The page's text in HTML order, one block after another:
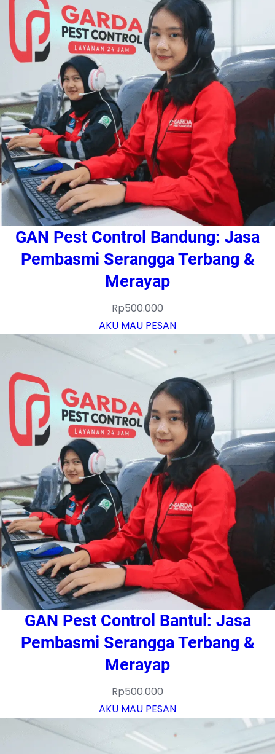
GAN Pest Control Bandung: Jasa
Pembasmi Serangga Terbang &
Merayap
Rp500.000
AKU MAU PESAN
GAN Pest Control Bantul: Jasa
Pembasmi Serangga Terbang &
Merayap
Rp500.000
AKU MAU PESAN